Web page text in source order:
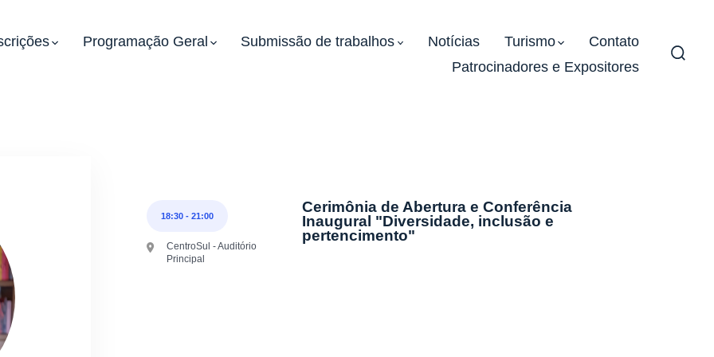
Programação Geral Submissão de trabalhos Notícias Turismo
Contato
Patrocinadores e Expositores
18:30 - 21:00
CentroSul - Auditório
Principal
Cerimônia de Abertura e Conferência
Inaugural "Diversidade, inclusão e
pertencimento"